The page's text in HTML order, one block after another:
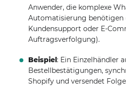
Anwender, die komplexe
Automatisierung benötigen
Kundensupport oder E-
Auftragsverfolgung).
Beispiel: Ein Einzelhändler
Bestellbestätigungen,
Shopify und versendet